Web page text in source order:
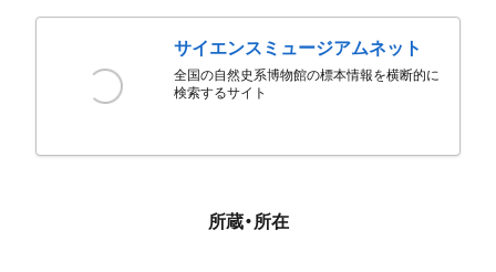
サイエンスミュージアムネット
全国の自然史系博物館の標本情報を横断的に
検索するサイト
所蔵・所在